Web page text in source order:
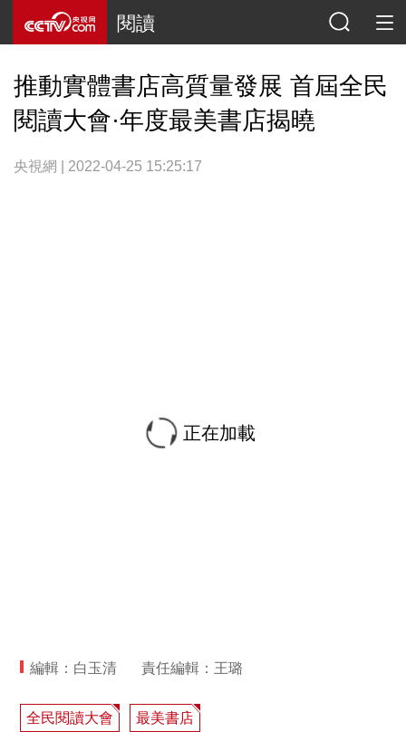
閱讀
推動實體書店高質量發展 首屆全民
閱讀大會·年度最美書店揭曉
央視網 | 2022-04-25 15:25:17
正在加載
編輯：白玉清 責任編輯：王璐
全民閱讀大會 最美書店